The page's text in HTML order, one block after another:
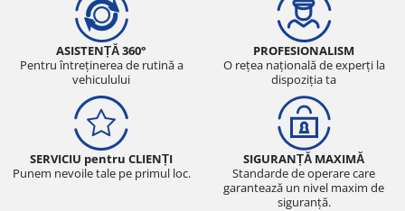
ASISTENȚĂ 360°
Pentru întreținerea de rutină a
vehiculului
PROFESIONALISM
O rețea națională de experți la
dispoziția ta
SERVICIU pentru CLIENȚI
Punem nevoile tale pe primul loc.
SIGURANȚĂ MAXIMĂ
Standarde de operare care
garantează un nivel maxim de
siguranță.